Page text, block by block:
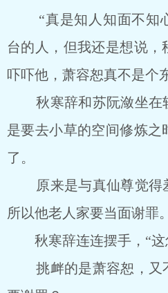
“真是知人知面不知
台的人，但我还是想说
吓吓他，萧容恕真不是个
秋寒辞和苏阮潋坐在
是要去小草的空间修炼
了。
原来是与真仙尊觉得
所以他老人家要当面谢罪。
秋寒辞连连摆手，“这
挑衅的是萧容恕，又